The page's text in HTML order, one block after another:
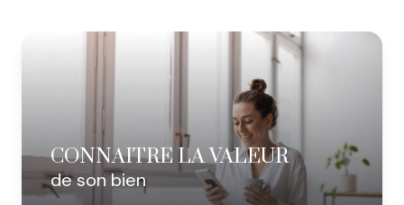
CONNAITRE LA VALEUR
de son bien